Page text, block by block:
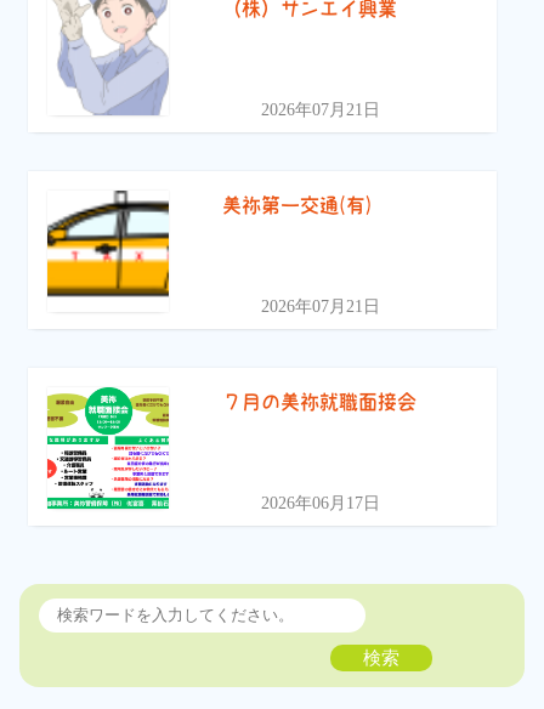
（株）サンエイ興業
2026年07月21日
美祢第一交通(有)
2026年07月21日
７月の美祢就職面接会
2026年06月17日
検索